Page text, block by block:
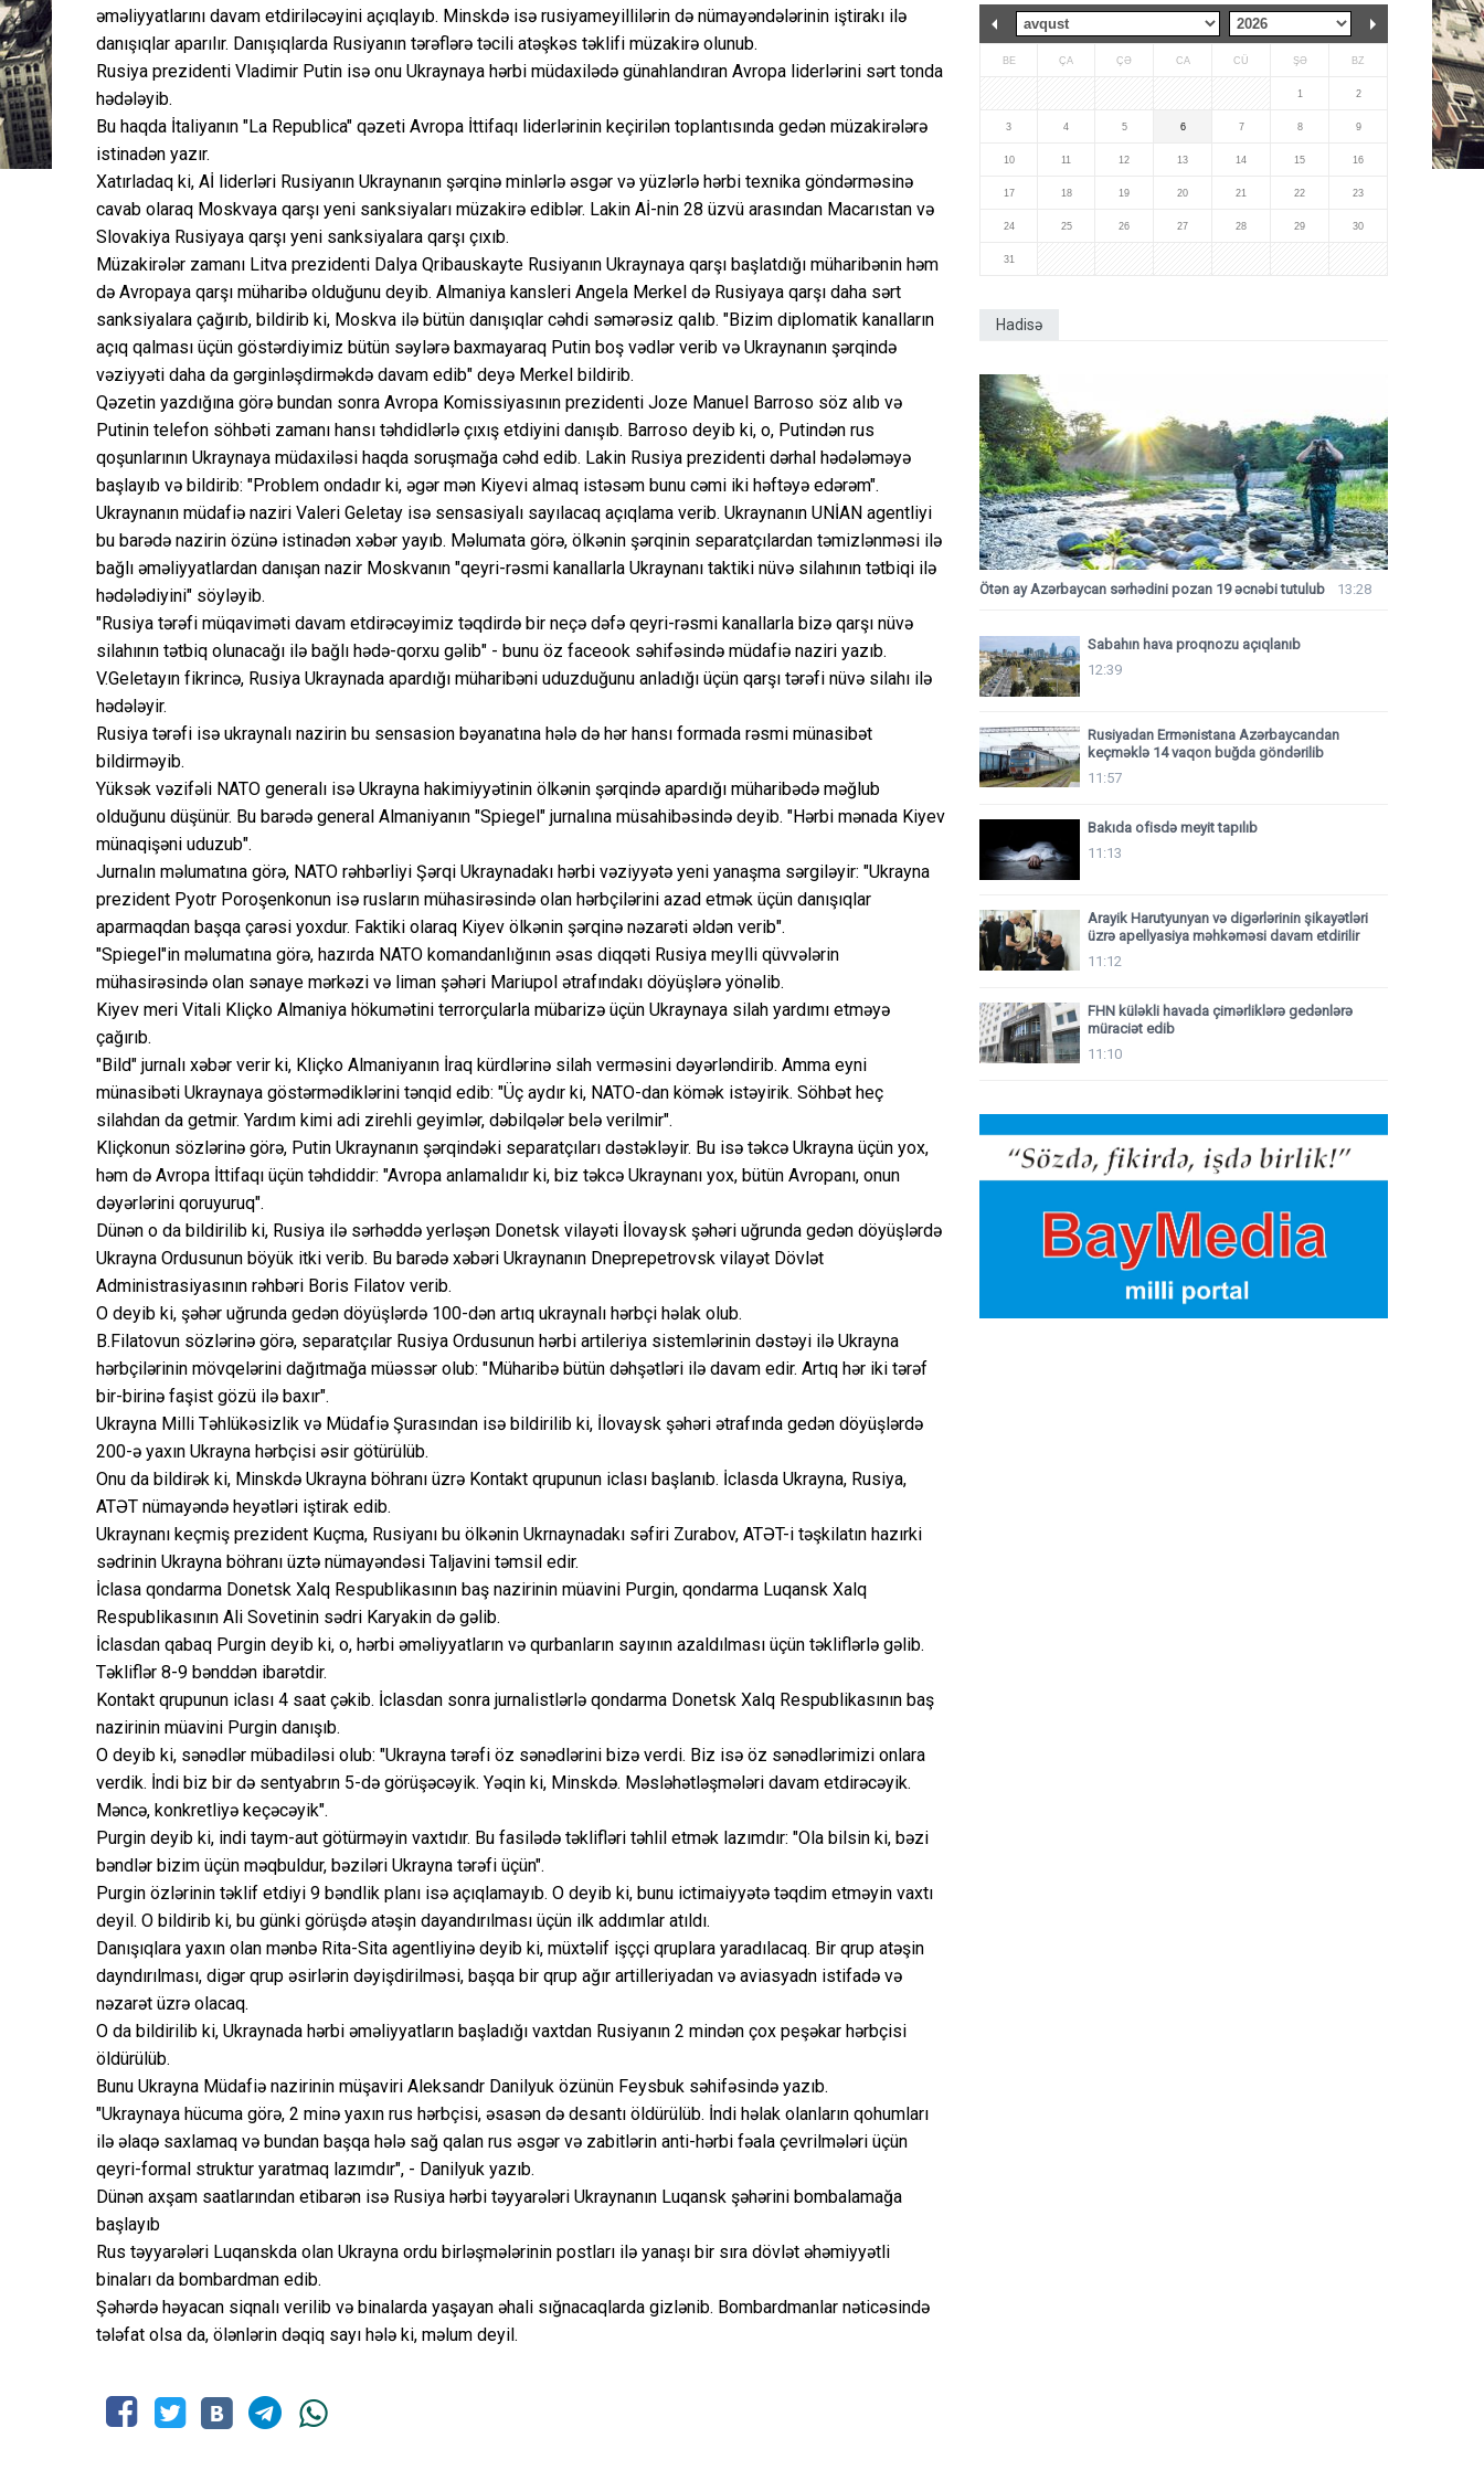
əməliyyatlarını davam etdiriləcəyini açıqlayıb. Minskdə isə rusiyameyillilərin də nümayəndələrinin iştirakı ilə
danışıqlar aparılır. Danışıqlarda Rusiyanın tərəflərə təcili atəşkəs təklifi müzakirə olunub.
Rusiya prezidenti Vladimir Putin isə onu Ukraynaya hərbi müdaxilədə günahlandıran Avropa liderlərini sərt tonda
hədələyib.
Bu haqda İtaliyanın "La Republica" qəzeti Avropa İttifaqı liderlərinin keçirilən toplantısında gedən müzakirələrə
istinadən yazır.
Xatırladaq ki, Aİ liderləri Rusiyanın Ukraynanın şərqinə minlərlə əsgər və yüzlərlə hərbi texnika göndərməsinə
cavab olaraq Moskvaya qarşı yeni sanksiyaları müzakirə ediblər. Lakin Aİ-nin 28 üzvü arasından Macarıstan və
Slovakiya Rusiyaya qarşı yeni sanksiyalara qarşı çıxıb.
Müzakirələr zamanı Litva prezidenti Dalya Qribauskayte Rusiyanın Ukraynaya qarşı başlatdığı müharibənin həm
də Avropaya qarşı müharibə olduğunu deyib. Almaniya kansleri Angela Merkel də Rusiyaya qarşı daha sərt
sanksiyalara çağırıb, bildirib ki, Moskva ilə bütün danışıqlar cəhdi səmərəsiz qalıb. "Bizim diplomatik kanalların
açıq qalması üçün göstərdiyimiz bütün səylərə baxmayaraq Putin boş vədlər verib və Ukraynanın şərqində
vəziyyəti daha da gərginləşdirməkdə davam edib" deyə Merkel bildirib.
Qəzetin yazdığına görə bundan sonra Avropa Komissiyasının prezidenti Joze Manuel Barroso söz alıb və
Putinin telefon söhbəti zamanı hansı təhdidlərlə çıxış etdiyini danışıb. Barroso deyib ki, o, Putindən rus
qoşunlarının Ukraynaya müdaxiləsi haqda soruşmağa cəhd edib. Lakin Rusiya prezidenti dərhal hədələməyə
başlayıb və bildirib: "Problem ondadır ki, əgər mən Kiyevi almaq istəsəm bunu cəmi iki həftəyə edərəm".
Ukraynanın müdafiə naziri Valeri Geletay isə sensasiyalı sayılacaq açıqlama verib. Ukraynanın UNİAN agentliyi
bu barədə nazirin özünə istinadən xəbər yayıb. Məlumata görə, ölkənin şərqinin separatçılardan təmizlənməsi ilə
bağlı əməliyyatlardan danışan nazir Moskvanın "qeyri-rəsmi kanallarla Ukraynanı taktiki nüvə silahının tətbiqi ilə
hədələdiyini" söyləyib.
"Rusiya tərəfi müqaviməti davam etdirəcəyimiz təqdirdə bir neçə dəfə qeyri-rəsmi kanallarla bizə qarşı nüvə
silahının tətbiq olunacağı ilə bağlı hədə-qorxu gəlib" - bunu öz faceook səhifəsində müdafiə naziri yazıb.
V.Geletayın fikrincə, Rusiya Ukraynada apardığı müharibəni uduzduğunu anladığı üçün qarşı tərəfi nüvə silahı ilə
hədələyir.
Rusiya tərəfi isə ukraynalı nazirin bu sensasion bəyanatına hələ də hər hansı formada rəsmi münasibət
bildirməyib.
Yüksək vəzifəli NATO generalı isə Ukrayna hakimiyyətinin ölkənin şərqində apardığı müharibədə məğlub
olduğunu düşünür. Bu barədə general Almaniyanın "Spiegel" jurnalına müsahibəsində deyib. "Hərbi mənada Kiyev
münaqişəni uduzub".
Jurnalın məlumatına görə, NATO rəhbərliyi Şərqi Ukraynadakı hərbi vəziyyətə yeni yanaşma sərgiləyir: "Ukrayna
prezident Pyotr Poroşenkonun isə rusların mühasirəsində olan hərbçilərini azad etmək üçün danışıqlar
aparmaqdan başqa çarəsi yoxdur. Faktiki olaraq Kiyev ölkənin şərqinə nəzarəti əldən verib".
"Spiegel"in məlumatına görə, hazırda NATO komandanlığının əsas diqqəti Rusiya meylli qüvvələrin
mühasirəsində olan sənaye mərkəzi və liman şəhəri Mariupol ətrafındakı döyüşlərə yönəlib.
Kiyev meri Vitali Kliçko Almaniya hökumətini terrorçularla mübarizə üçün Ukraynaya silah yardımı etməyə
çağırıb.
"Bild" jurnalı xəbər verir ki, Kliçko Almaniyanın İraq kürdlərinə silah verməsini dəyərləndirib. Amma eyni
münasibəti Ukraynaya göstərmədiklərini tənqid edib: "Üç aydır ki, NATO-dan kömək istəyirik. Söhbət heç
silahdan da getmir. Yardım kimi adi zirehli geyimlər, dəbilqələr belə verilmir".
Kliçkonun sözlərinə görə, Putin Ukraynanın şərqindəki separatçıları dəstəkləyir. Bu isə təkcə Ukrayna üçün yox,
həm də Avropa İttifaqı üçün təhdiddir: "Avropa anlamalıdır ki, biz təkcə Ukraynanı yox, bütün Avropanı, onun
dəyərlərini qoruyuruq".
Dünən o da bildirilib ki, Rusiya ilə sərhəddə yerləşən Donetsk vilayəti İlovaysk şəhəri uğrunda gedən döyüşlərdə
Ukrayna Ordusunun böyük itki verib. Bu barədə xəbəri Ukraynanın Dneprepetrovsk vilayət Dövlət
Administrasiyasının rəhbəri Boris Filatov verib.
O deyib ki, şəhər uğrunda gedən döyüşlərdə 100-dən artıq ukraynalı hərbçi həlak olub.
B.Filatovun sözlərinə görə, separatçılar Rusiya Ordusunun hərbi artileriya sistemlərinin dəstəyi ilə Ukrayna
hərbçilərinin mövqelərini dağıtmağa müəssər olub: "Müharibə bütün dəhşətləri ilə davam edir. Artıq hər iki tərəf
bir-birinə faşist gözü ilə baxır".
Ukrayna Milli Təhlükəsizlik və Müdafiə Şurasından isə bildirilib ki, İlovaysk şəhəri ətrafında gedən döyüşlərdə
200-ə yaxın Ukrayna hərbçisi əsir götürülüb.
Onu da bildirək ki, Minskdə Ukrayna böhranı üzrə Kontakt qrupunun iclası başlanıb. İclasda Ukrayna, Rusiya,
ATƏT nümayəndə heyətləri iştirak edib.
Ukraynanı keçmiş prezident Kuçma, Rusiyanı bu ölkənin Ukrnaynadakı səfiri Zurabov, ATƏT-i təşkilatın hazırki
sədrinin Ukrayna böhranı üztə nümayəndəsi Taljavini təmsil edir.
İclasa qondarma Donetsk Xalq Respublikasının baş nazirinin müavini Purgin, qondarma Luqansk Xalq
Respublikasının Ali Sovetinin sədri Karyakin də gəlib.
İclasdan qabaq Purgin deyib ki, o, hərbi əməliyyatların və qurbanların sayının azaldılması üçün təkliflərlə gəlib.
Təkliflər 8-9 bənddən ibarətdir.
Kontakt qrupunun iclası 4 saat çəkib. İclasdan sonra jurnalistlərlə qondarma Donetsk Xalq Respublikasının baş
nazirinin müavini Purgin danışıb.
O deyib ki, sənədlər mübadiləsi olub: "Ukrayna tərəfi öz sənədlərini bizə verdi. Biz isə öz sənədlərimizi onlara
verdik. İndi biz bir də sentyabrın 5-də görüşəcəyik. Yəqin ki, Minskdə. Məsləhətləşmələri davam etdirəcəyik.
Məncə, konkretliyə keçəcəyik".
Purgin deyib ki, indi taym-aut götürməyin vaxtıdır. Bu fasilədə təklifləri təhlil etmək lazımdır: "Ola bilsin ki, bəzi
bəndlər bizim üçün məqbuldur, bəziləri Ukrayna tərəfi üçün".
Purgin özlərinin təklif etdiyi 9 bəndlik planı isə açıqlamayıb. O deyib ki, bunu ictimaiyyətə təqdim etməyin vaxtı
deyil. O bildirib ki, bu günki görüşdə atəşin dayandırılması üçün ilk addımlar atıldı.
Danışıqlara yaxın olan mənbə Rita-Sita agentliyinə deyib ki, müxtəlif işççi qruplara yaradılacaq. Bir qrup atəşin
dayndırılması, digər qrup əsirlərin dəyişdirilməsi, başqa bir qrup ağır artilleriyadan və aviasyadn istifadə və
nəzarət üzrə olacaq.
O da bildirilib ki, Ukraynada hərbi əməliyyatların başladığı vaxtdan Rusiyanın 2 mindən çox peşəkar hərbçisi
öldürülüb.
Bunu Ukrayna Müdafiə nazirinin müşaviri Aleksandr Danilyuk özünün Feysbuk səhifəsində yazıb.
"Ukraynaya hücuma görə, 2 minə yaxın rus hərbçisi, əsasən də desantı öldürülüb. İndi həlak olanların qohumları
ilə əlaqə saxlamaq və bundan başqa hələ sağ qalan rus əsgər və zabitlərin anti-hərbi fəala çevrilmələri üçün
qeyri-formal struktur yaratmaq lazımdır", - Danilyuk yazıb.
Dünən axşam saatlarından etibarən isə Rusiya hərbi təyyarələri Ukraynanın Luqansk şəhərini bombalamağa
başlayıb
Rus təyyarələri Luqanskda olan Ukrayna ordu birləşmələrinin postları ilə yanaşı bir sıra dövlət əhəmiyyətli
binaları da bombardman edib.
Şəhərdə həyacan siqnalı verilib və binalarda yaşayan əhali sığnacaqlarda gizlənib. Bombardmanlar nəticəsində
tələfat olsa da, ölənlərin dəqiq sayı hələ ki, məlum deyil.
BE ÇA ÇƏ CA CÜ ŞƏ BZ
1 2
3 4 5 6 7 8 9
10 11 12 13 14 15 16
17 18 19 20 21 22 23
24 25 26 27 28 29 30
31
Hadisə
Ötən ay Azərbaycan sərhədini pozan 19 əcnəbi tutulub 13:28
Sabahın hava proqnozu açıqlanıb
12:39
Rusiyadan Ermənistana Azərbaycandan
keçməklə 14 vaqon buğda göndərilib
11:57
Bakıda ofisdə meyit tapılıb
11:13
Arayik Harutyunyan və digərlərinin şikayətləri
üzrə apellyasiya məhkəməsi davam etdirilir
11:12
FHN küləkli havada çimərliklərə gedənlərə
müraciət edib
11:10